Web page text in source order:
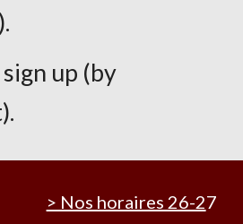
up (by
.
> Nos horaires 26-27